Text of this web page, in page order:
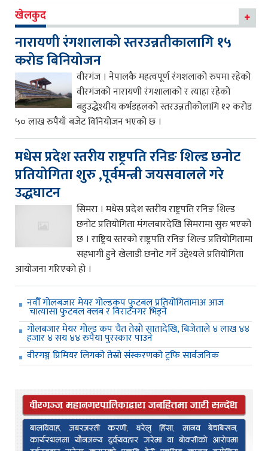
खेलकुद
नारायणी रंगशालाको स्तरउन्नतीकालागि १५
करोड बिनियोजन
वीरगंज । नेपालकै महत्वपूर्ण रंगशलाको रुपमा रहेको
वीरगंजको नारायणी रंगशालाको र त्याहा रहेको
बहुउद्धेश्यीय कर्भडहलको स्तरउन्नतीकोलागि १२ करोड
५० लाख रुपैयाँ बजेट विनियोजन भएको छ ।
मधेस प्रदेश स्तरीय राष्ट्रपति रनिङ शिल्ड छनोट
प्रतियोगिता शुरु ,पूर्वमन्त्री जयसवालले गरे
उद्धघाटन
सिमरा । मधेस प्रदेश स्तरीय राष्ट्रपति रनिङ शिल्ड
छनोट प्रतियोगिता मंगलबारदेखि सिमरामा सुरु भएको
छ । राष्ट्रिय स्तरको राष्ट्रपति रनिङ शिल्ड प्रतियोगितामा
सहभागी हुने खेलाडी छनोट गर्ने उद्देश्यले प्रतियोगिता
आयोजना गरिएको हो ।
नवौँ गोलबजार मेयर गोल्डकप फुटबल प्रतियोगितामाअ आज
चात्यासा फुटबल क्लब र विराटनगर भिड्ने
गोलबजार मेयर गोल्ड कप चैत तेस्रो सातादेखि, बिजेताले ४ लाख ४४
हजार ४ सय ४४ रुपैया पुरस्कार पाउने
वीरगञ्ज प्रिमियर लिगको तेस्रो संस्करणको ट्रफि सार्वजनिक